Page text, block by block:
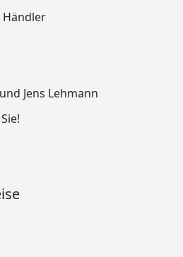
Händler
Jens Lehmann